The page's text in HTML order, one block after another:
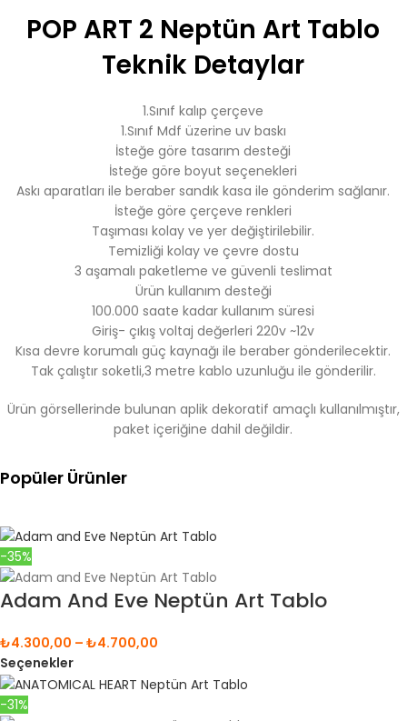
POP ART 2 Neptün Art Tablo
Teknik Detaylar
1.Sınıf kalıp çerçeve
1.Sınıf Mdf üzerine uv baskı
İsteğe göre tasarım desteği
İsteğe göre boyut seçenekleri
Askı aparatları ile beraber sandık kasa ile gönderim sağlanır.
İsteğe göre çerçeve renkleri
Taşıması kolay ve yer değiştirilebilir.
Temizliği kolay ve çevre dostu
3 aşamalı paketleme ve güvenli teslimat
Ürün kullanım desteği
100.000 saate kadar kullanım süresi
Giriş- çıkış voltaj değerleri 220v ~12v
Kısa devre korumalı güç kaynağı ile beraber gönderilecektir.
Tak çalıştır soketli,3 metre kablo uzunluğu ile gönderilir.
Ürün görsellerinde bulunan aplik dekoratif amaçlı kullanılmıştır,
paket içeriğine dahil değildir.
Popüler Ürünler
-35%
Adam And Eve Neptün Art Tablo
₺4.300,00 – ₺4.700,00
Seçenekler
-31%